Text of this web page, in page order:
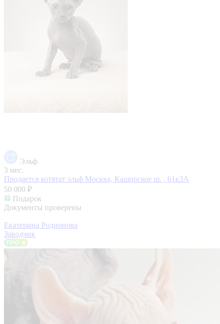
Эльф
3 мес.
Продается котятат эльф Москва, Каширское ш. , 61к3А
50 000 ₽
Подарок
Документы проверены
Екатерина Родионова
Заводчик